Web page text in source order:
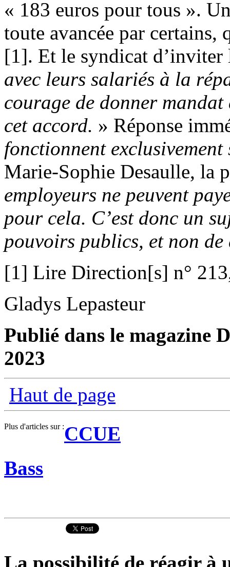
« 183 euros pour tous ».
toute avancée par certains,
[1]. Et le syndicat d’inviter
avec leurs salariés à la
courage de donner
cet accord. » Réponse
fonctionnent
Marie-Sophie Desaulle, la
employeurs ne peuvent
pour cela. C’est donc un
pouvoirs publics, et non
[1] Lire Direction[s] n°
Gladys Lepasteur
Publié dans le magazine
2023
Haut de page
Plus d'articles sur :CCUE
Bass
La possibilité de réagir à